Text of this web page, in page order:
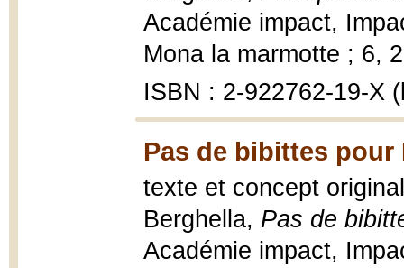
Académie impact,
Mona la marmotte ; 6,
ISBN : 2-922762-19-X
Pas de bibittes pour
texte et concept
Berghella, Pas de
Académie impact,